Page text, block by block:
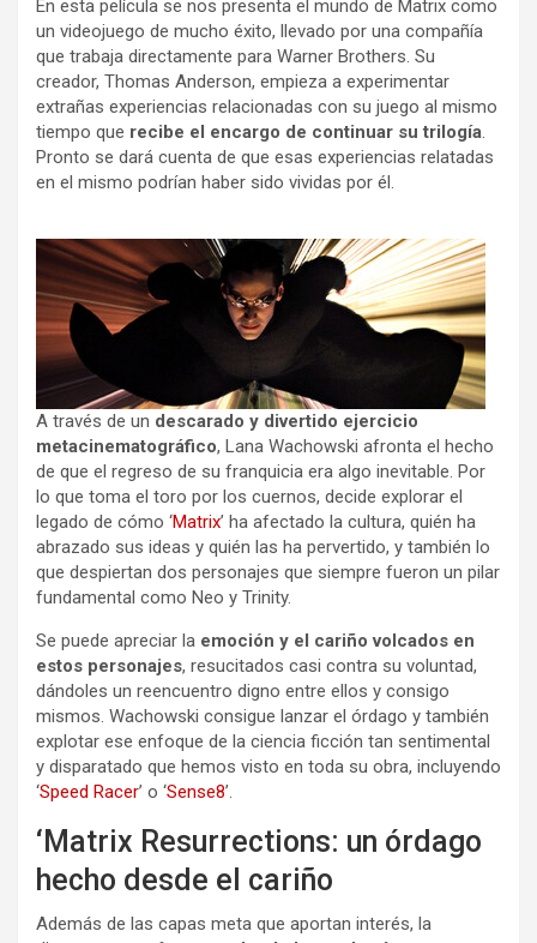
En esta película se nos presenta el mundo de Matrix como
un videojuego de mucho éxito, llevado por una compañía
que trabaja directamente para Warner Brothers. Su
creador, Thomas Anderson, empieza a experimentar
extrañas experiencias relacionadas con su juego al mismo
tiempo que recibe el encargo de continuar su trilogía.
Pronto se dará cuenta de que esas experiencias relatadas
en el mismo podrían haber sido vividas por él.
A través de un descarado y divertido ejercicio
metacinematográfico, Lana Wachowski afronta el hecho
de que el regreso de su franquicia era algo inevitable. Por
lo que toma el toro por los cuernos, decide explorar el
legado de cómo ‘Matrix’ ha afectado la cultura, quién ha
abrazado sus ideas y quién las ha pervertido, y también lo
que despiertan dos personajes que siempre fueron un pilar
fundamental como Neo y Trinity.
Se puede apreciar la emoción y el cariño volcados en
estos personajes, resucitados casi contra su voluntad,
dándoles un reencuentro digno entre ellos y consigo
mismos. Wachowski consigue lanzar el órdago y también
explotar ese enfoque de la ciencia ficción tan sentimental
y disparatado que hemos visto en toda su obra, incluyendo
‘Speed Racer’ o ‘Sense8’.
‘Matrix Resurrections: un órdago
hecho desde el cariño
Además de las capas meta que aportan interés, la